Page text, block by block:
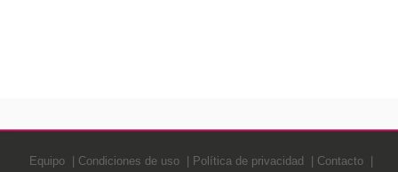
Equipo Condiciones de uso Política de privacidad
Contacto